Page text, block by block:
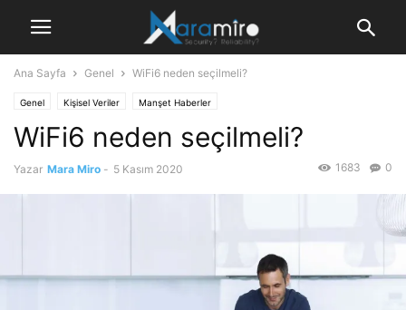
Ana Sayfa Genel WiFi6 neden seçilmeli?
Genel Kişisel Veriler Manşet Haberler
WiFi6 neden seçilmeli?
Yazar Mara Miro - 5 Kasım 2020 0
1683